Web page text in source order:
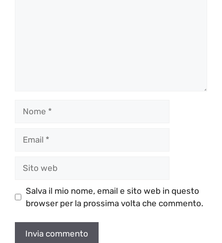
web
Salva il mio nome, email e sito web in questo
browser per la prossima volta che commento.